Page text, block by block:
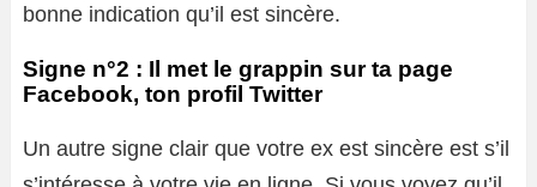
bonne indication qu’il est sincère.
Signe n°2 : Il met le grappin sur ta page
Facebook, ton profil Twitter
Un autre signe clair que votre ex est sincère est s’il